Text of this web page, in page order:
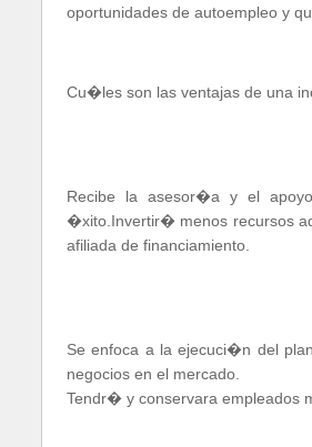
oportunidades de autoempleo y
Cu�les son las ventajas de una
Recibe la asesor�a y el
�xito.Invertir� menos recursos
afiliada de financiamiento.
Se enfoca a la ejecuci�n del
negocios en el mercado.
Tendr� y conservara empleados